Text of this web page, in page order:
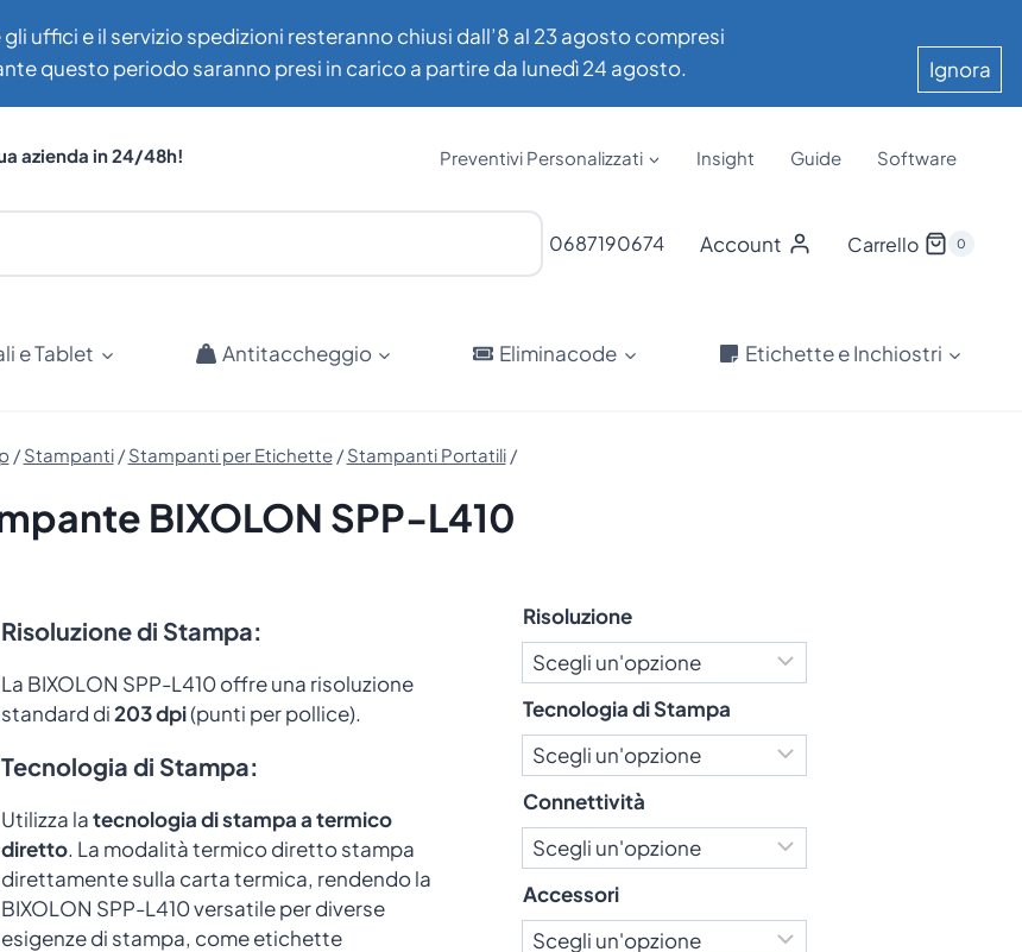
uffici e il servizio spedizioni resteranno chiusi dall’8 al 23 agosto compresi
questo periodo saranno presi in carico a partire da lunedì 24 agosto.
Ignora
azienda in 24/48h! Preventivi Personalizzati Insight Guide Software
0687190674 Account Carrello 0
e Tablet Antitaccheggio Eliminacode Etichette e Inchiostri
/ Stampanti / Stampanti per Etichette / Stampanti Portatili /
BIXOLON SPP-L410
Risoluzione di Stampa:
La BIXOLON SPP-L410 offre una risoluzione
standard di203 dpi(punti per pollice).
Tecnologia di Stampa:
Utilizza latecnologia di stampa atermico
diretto. La modalità termico diretto stampa
direttamente sulla carta termica, rendendo la
BIXOLON SPP-L410 versatile per diverse
esigenze di stampa, come etichette
Risoluzione
Tecnologia di Stampa
Connettività
Accessori